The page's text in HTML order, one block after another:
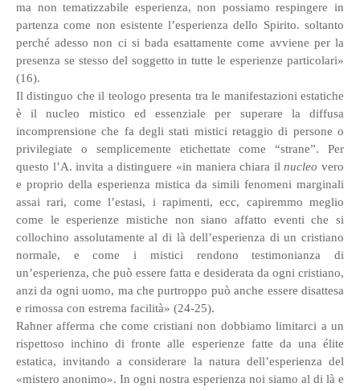
ma non tematizzabile esperienza, non possiamo respingere in
partenza come non esistente l’esperienza dello Spirito. soltanto
perché adesso non ci si bada esattamente come avviene per la
presenza se stesso del soggetto in tutte le esperienze particolari»
(16).
Il distinguo che il teologo presenta tra le manifestazioni estatiche
è il nucleo mistico ed essenziale per superare la diffusa
incomprensione che fa degli stati mistici retaggio di persone o
privilegiate o semplicemente etichettate come “strane”. Per
questo l’A. invita a distinguere «in maniera chiara ilnucleo vero
e proprio della esperienza mistica da simili fenomeni marginali
assai rari, come l’estasi, i rapimenti, ecc, capiremmo meglio
come le esperienze mistiche non siano affatto eventi che si
collochino assolutamente al di là dell’esperienza di un cristiano
normale, e come i mistici rendono testimonianza di
un’esperienza, che può essere fatta e desiderata da ogni cristiano,
anzi da ogni uomo, ma che purtroppo può anche essere disattesa
e rimossa con estrema facilità» (24-25).
Rahner afferma che come cristiani non dobbiamo limitarci a un
rispettoso inchino di fronte alle esperienze fatte da una élite
estatica, invitando a considerare la natura dell’esperienza del
«mistero anonimo». In ogni nostra esperienza noi siamo al di là e